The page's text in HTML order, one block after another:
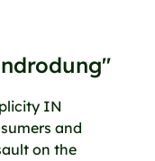
IN
and
on the